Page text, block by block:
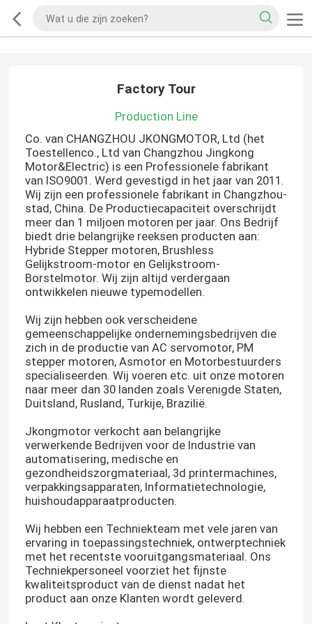
Factory Tour
Production Line
Co. van CHANGZHOU JKONGMOTOR, Ltd (het
Toestellenco., Ltd van Changzhou Jingkong
Motor&Electric) is een Professionele fabrikant
van ISO9001. Werd gevestigd in het jaar van 2011.
Wij zijn een professionele fabrikant in Changzhou-
stad, China. De Productiecapaciteit overschrijdt
meer dan 1 miljoen motoren per jaar. Ons Bedrijf
biedt drie belangrijke reeksen producten aan:
Hybride Stepper motoren, Brushless
Gelijkstroom-motor en Gelijkstroom-
Borstelmotor. Wij zijn altijd verdergaan
ontwikkelen nieuwe typemodellen.
Wij zijn hebben ook verscheidene
gemeenschappelijke ondernemingsbedrijven die
zich in de productie van AC servomotor, PM
stepper motoren, Asmotor en Motorbestuurders
specialiseerden. Wij voeren etc. uit onze motoren
naar meer dan 30 landen zoals Verenigde Staten,
Duitsland, Rusland, Turkije, Brazilië.
Jkongmotor verkocht aan belangrijke
verwerkende Bedrijven voor de Industrie van
automatisering, medische en
gezondheidszorgmateriaal, 3d printermachines,
verpakkingsapparaten, Informatietechnologie,
huishoudapparaatproducten.
Wij hebben een Techniekteam met vele jaren van
ervaring in toepassingstechniek, ontwerptechniek
met het recentste vooruitgangsmateriaal. Ons
Techniekpersoneel voorziet het fijnste
kwaliteitsproduct van de dienst nadat het
product aan onze Klanten wordt geleverd.